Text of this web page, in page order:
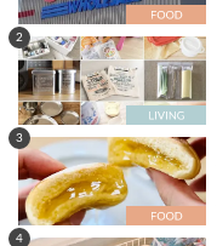
2
3
4